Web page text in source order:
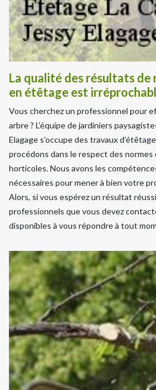
La qualité des résultats
en étêtage est
Vous cherchez un professionnel pour
arbre ? L’équipe de jardiniers
Elagage s’occupe des travaux
procédons dans le respect des
horticoles. Nous avons les
nécessaires pour mener à bien votre
Alors, si vous espérez un résultat
professionnels que vous devez
disponibles à vous répondre à tout